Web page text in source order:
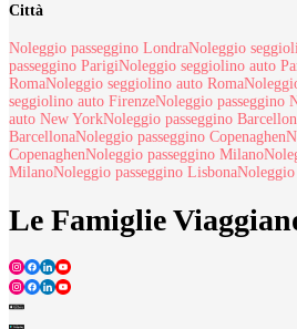
Città
Noleggio passeggino LondraNoleggio
passeggino ParigiNoleggio seggiolino auto
RomaNoleggio seggiolino auto Roma
seggiolino auto FirenzeNoleggio passeggino
auto New YorkNoleggio passeggino
BarcellonaNoleggio passeggino Copenaghen
CopenaghenNoleggio passeggino Milano
MilanoNoleggio passeggino Lisbona
Le Famiglie